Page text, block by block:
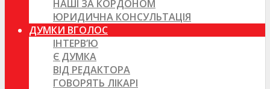
НАШІ ЗА КОРДОНОМ
ЮРИДИЧНА КОНСУЛЬТАЦІЯ
ДУМКИ ВГОЛОС
ІНТЕРВ’Ю
Є ДУМКА
ВІД РЕДАКТОРА
ГОВОРЯТЬ ЛІКАРІ